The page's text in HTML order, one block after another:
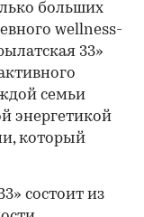
больших
wellness-
33»
семьи
энергетикой
который
состоит из